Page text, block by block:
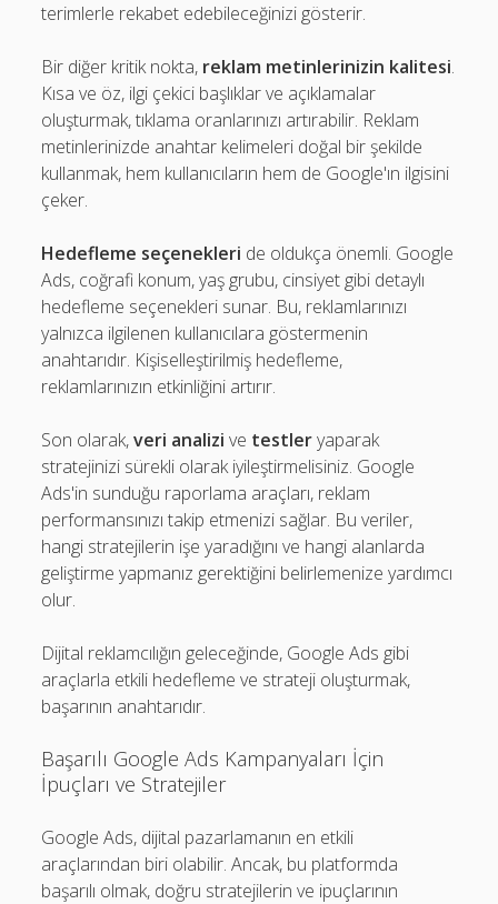
terimlerle rekabet edebileceğinizi gösterir.
Bir diğer kritik nokta, reklam metinlerinizin kalitesi.
Kısa ve öz, ilgi çekici başlıklar ve açıklamalar
oluşturmak, tıklama oranlarınızı artırabilir. Reklam
metinlerinizde anahtar kelimeleri doğal bir şekilde
kullanmak, hem kullanıcıların hem de Google'ın ilgisini
çeker.
Hedefleme seçenekleri de oldukça önemli. Google
Ads, coğrafi konum, yaş grubu, cinsiyet gibi detaylı
hedefleme seçenekleri sunar. Bu, reklamlarınızı
yalnızca ilgilenen kullanıcılara göstermenin
anahtarıdır. Kişiselleştirilmiş hedefleme,
reklamlarınızın etkinliğini artırır.
Son olarak,veri analizi ve testleryaparak
stratejinizi sürekli olarak iyileştirmelisiniz. Google
Ads'in sunduğu raporlama araçları, reklam
performansınızı takip etmenizi sağlar. Bu veriler,
hangi stratejilerin işe yaradığını ve hangi alanlarda
geliştirme yapmanız gerektiğini belirlemenize yardımcı
olur.
Dijital reklamcılığın geleceğinde, Google Ads gibi
araçlarla etkili hedefleme ve strateji oluşturmak,
başarının anahtarıdır.
Başarılı Google Ads Kampanyaları İçin
İpuçları ve Stratejiler
Google Ads, dijital pazarlamanın en etkili
araçlarından biri olabilir. Ancak, bu platformda
başarılı olmak, doğru stratejilerin ve ipuçlarının